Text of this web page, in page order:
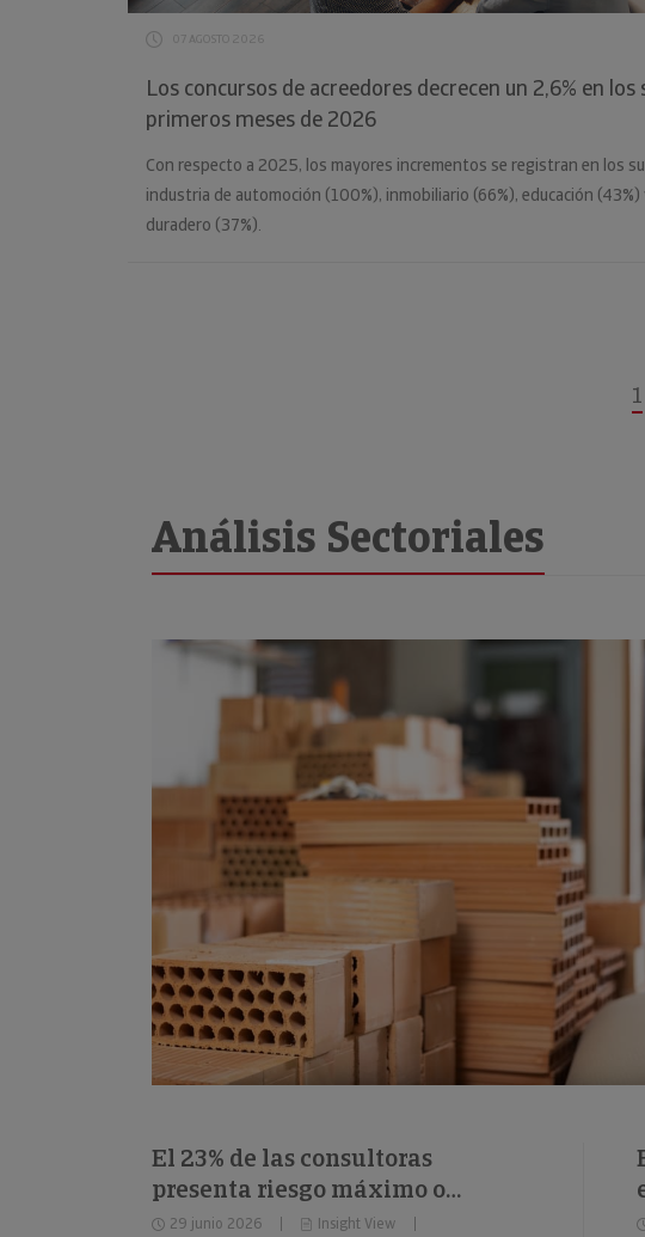
07 AGOSTO 2026
Los concursos de acreedores decrecen un 2,6% en los
primeros meses de 2026
Con respecto a 2025, los mayores incrementos se registran en los
industria de automoción (100%), inmobiliario (66%), educación (43%)
duradero (37%).
1
Análisis Sectoriales
El 23% de las consultoras
presenta riesgo máximo o
elevado de impago
29 junio 2026
Insight View